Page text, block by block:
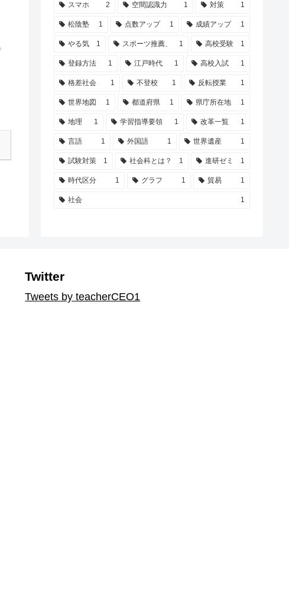
スマホ 2 空間認識力 1 対策 1
松陰塾 1 点数アップ 1 成績アップ 1
やる気 1 スポーツ推薦、 1 高校受験 1
登録方法 1 江戸時代 1 高校入試 1
格差社会 1 不登校 1 反転授業 1
世界地図 1 都道府県 1 県庁所在地 1
地理 1 学習指導要領 1 改革一覧 1
言語 1 外国語 1 世界遺産 1
試験対策 1 社会科とは？ 1 進研ゼミ 1
時代区分 1 グラフ 1 貿易 1
社会 1
Twitter
Tweets by teacherCEO1